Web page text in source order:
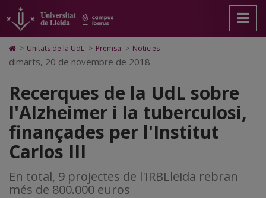
Recerques
de
la
UdL
sobre
l'Alzheimer
la
tuberculosi,
finançades
pàgina
principal.
Universitat
Lleida
contingut
principal
Mapa
Web.
Universitat
Cerca
Accessibilitat.
Universitat
Lleida
Icono
de
Home
ir
a
la
página
de
inicio
> Unitats de la UdL > Premsa > Noticies
dimarts, 20 de novembre de 2018
Recerques de la UdL sobre
l'Alzheimer i la tuberculosi,
finançades per l'Institut
Carlos III
En total, 9 projectes de l'IRBLleida rebran
més de 800.000 euros